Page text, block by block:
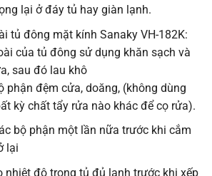
lại ở đáy tủ hay giàn lạnh.
tủ đông mặt kính Sanaky VH-182K:
của tủ đông sử dụng khăn sạch và
sau đó lau khô
phận đệm cửa, doăng, (không dùng
kỳ chất tẩy rửa nào khác để cọ rửa).
bộ phận một lần nữa trước khi cắm
lại
nhiệt độ trong tủ đủ lạnh trước khi xếp